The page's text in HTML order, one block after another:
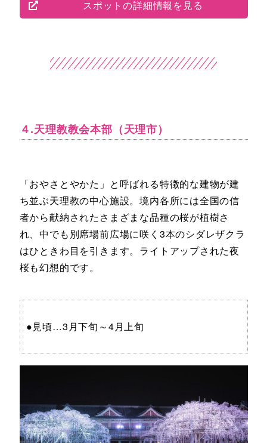
スポットの詳細情報を見る
４.天理教教会本部（天理市）
「おやさとやかた」と呼ばれる特徴的な建物が建
ち並ぶ天理教の中心施設。境内各所には全国の信
者から献納されたさまざまな品種の桜が植樹さ
れ、中でも別席場前広場に咲く3本のシダレザクラ
はひときわ目を引きます。ライトアップされた夜
桜も幻想的です。
●見頃…3月下旬～4月上旬